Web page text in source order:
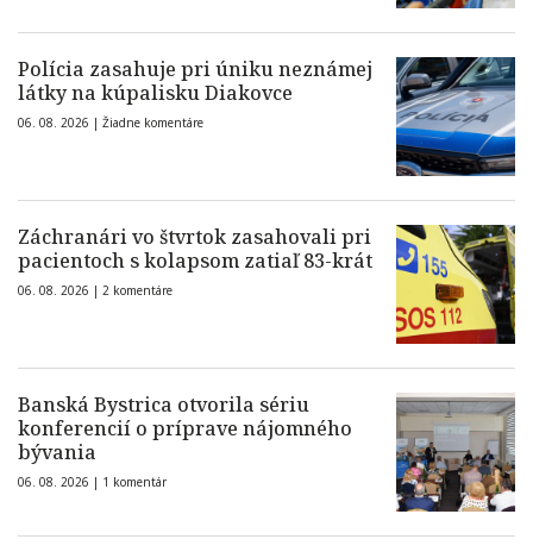
Polícia zasahuje pri úniku neznámej
látky na kúpalisku Diakovce
06. 08. 2026 | Žiadne komentáre
Záchranári vo štvrtok zasahovali pri
pacientoch s kolapsom zatiaľ 83-krát
06. 08. 2026 | 2 komentáre
Banská Bystrica otvorila sériu
konferencií o príprave nájomného
bývania
06. 08. 2026 | 1 komentár